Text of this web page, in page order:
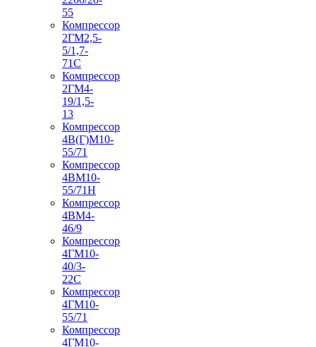
55
Компрессор
2ГМ2,5-
5/1,7-
71С
Компрессор
2ГМ4-
19/1,5-
13
Компрессор
4В(Г)М10-
55/71
Компрессор
4ВМ10-
55/71Н
Компрессор
4ВМ4-
46/9
Компрессор
4ГМ10-
40/3-
22С
Компрессор
4ГМ10-
55/71
Компрессор
4ГМ10-